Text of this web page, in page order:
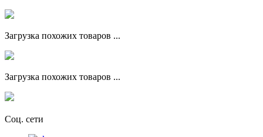
Загрузка похожих товаров ...
Загрузка похожих товаров ...
Соц. сети